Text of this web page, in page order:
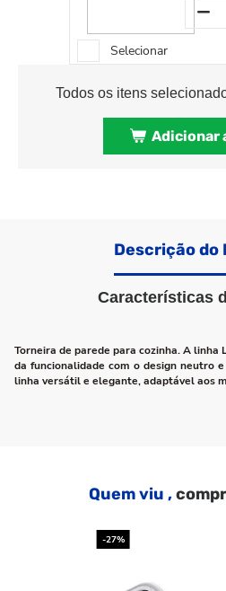
Selecionar
Todos os itens
Adicionar
Descrição do
Características
Torneira de parede para cozinha. A linha
da funcionalidade com o design neutro
linha versátil e elegante, adaptável aos
Quem viu ,
-27%